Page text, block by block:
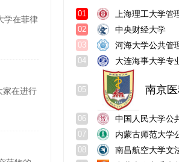
学在菲律
家在进行
01 上海理工大学管
02 中央财经大学
03 河海大学公共管
04
05 南京
06
07
08 南昌航空大学文